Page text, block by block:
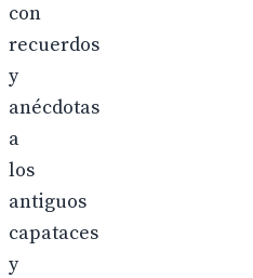
con
recuerdos
y
anécdotas
a
los
antiguos
capataces
y